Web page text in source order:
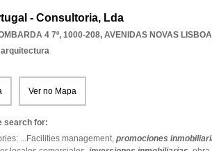
- Consultoria, Lda
4 7º, 1000-208, AVENIDAS NOVAS LISBOA
Ver no Mapa
search for:
...Facilities management, promociones